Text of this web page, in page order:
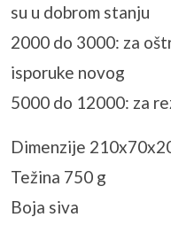
su u dobrom stanju
2000 do 3000: za
isporuke novog
5000 do 12000: za
Dimenzije
Težina 750 g
Boja siva